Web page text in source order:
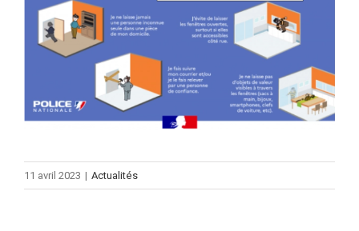
11 avril 2023 | Actualités